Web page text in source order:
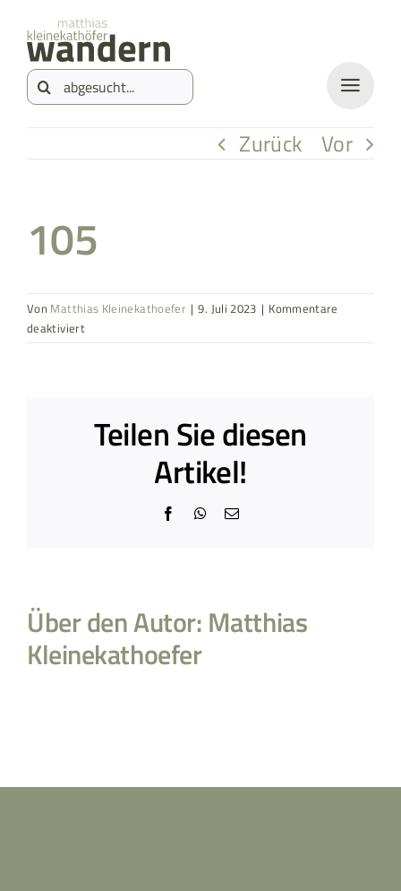
springen
Inhalt
springen
Suche
Zurück Vor
105
Von Matthias Kleinekathoefer | 9. Juli 2023 | Kommentare
deaktiviertfür
Teilen Sie diesen
Artikel!
Facebook
WhatsApp
E-
Über den Autor:Matthias
Kleinekathoefer